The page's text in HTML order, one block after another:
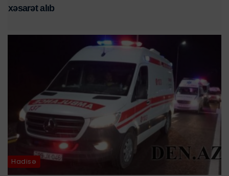
xəsarət alıb
Hadisə